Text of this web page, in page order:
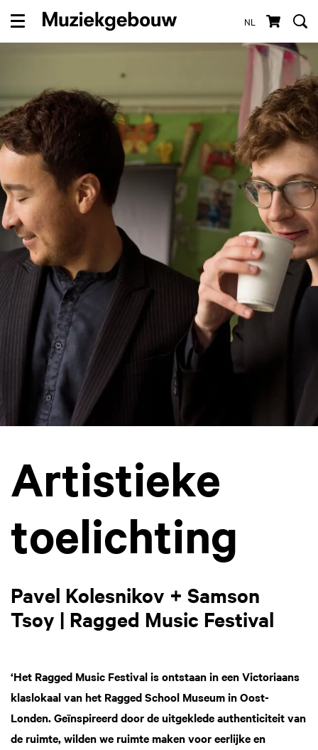
NL
Menu
Artistieke
toelichting
Pavel Kolesnikov + Samson
Tsoy | Ragged Music Festival
‘Het Ragged Music Festival is ontstaan in een Victoriaans
klaslokaal van het Ragged School Museum in Oost-
Londen. Geïnspireerd door de uitgeklede authenticiteit van
de ruimte, wilden we ruimte maken voor eerlijke en